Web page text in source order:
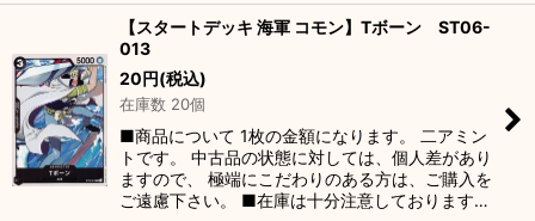
【スタートデッキ 海軍 コモン】Tボーン ST06-
013
20円(税込)
在庫数 20個
■商品について 1枚の金額になります。 二アミン
トです。 中古品の状態に対しては、個人差があり
ますので、 極端にこだわりのある方は、ご購入を
ご遠慮下さい。 ■在庫は十分注意しております…